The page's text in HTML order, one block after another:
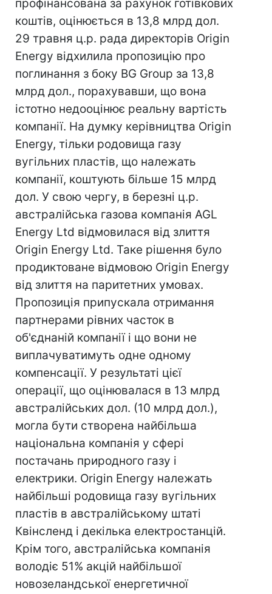
профінансована за рахунок готівкових
коштів, оцінюється в 13,8 млрд дол.
29 травня ц.р. рада директорів Origin
Energy відхилила пропозицію про
поглинання з боку BG Group за 13,8
млрд дол., порахувавши, що вона
істотно недооцінює реальну вартість
компанії. На думку керівництва Origin
Energy, тільки родовища газу
вугільних пластів, що належать
компанії, коштують більше 15 млрд
дол. У свою чергу, в березні ц.р.
австралійська газова компанія AGL
Energy Ltd відмовилася від злиття
Origin Energy Ltd. Таке рішення було
продиктоване відмовою Origin Energy
від злиття на паритетних умовах.
Пропозиція припускала отримання
партнерами рівних часток в
об'єднаній компанії і що вони не
виплачуватимуть одне одному
компенсації. У результаті цієї
операції, що оцінювалася в 13 млрд
австралійських дол. (10 млрд дол.),
могла бути створена найбільша
національна компанія у сфері
постачань природного газу і
електрики. Origin Energy належать
найбільші родовища газу вугільних
пластів в австралійському штаті
Квінсленд і декілька електростанцій.
Крім того, австралійська компанія
володіє 51% акцій найбільшої
новозеландської енергетичної